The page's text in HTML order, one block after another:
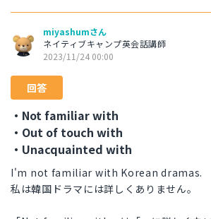
miyashumさん
ネイティブキャンプ英会話講師
2023/11/24 00:00
回答
・Not familiar with
・Out of touch with
・Unacquainted with
I'm not familiar with Korean dramas.
私は韓国ドラマには詳しくありません。